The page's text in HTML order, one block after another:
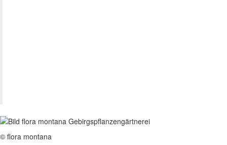
© flora montana